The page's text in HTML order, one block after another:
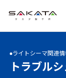
ライトシーマ関連
トラブル